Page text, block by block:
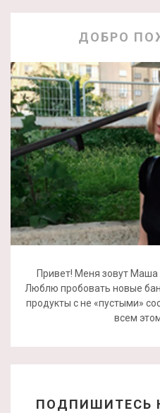
ДОБРО
Привет! Меня зовут Маша
Люблю пробовать новые
продукты с не «пустыми»
всем
ПОДПИШИТЕСЬ